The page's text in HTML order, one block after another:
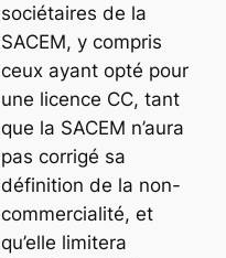
sociétaires de la
SACEM, y compris
ceux ayant opté pour
une licence CC, tant
que la SACEM n’aura
pas corrigé sa
définition de la non-
commercialité, et
qu’elle limitera